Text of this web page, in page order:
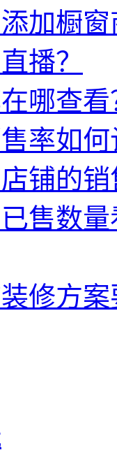
加橱窗
播？
哪查看
率如
铺的销
售数
修方